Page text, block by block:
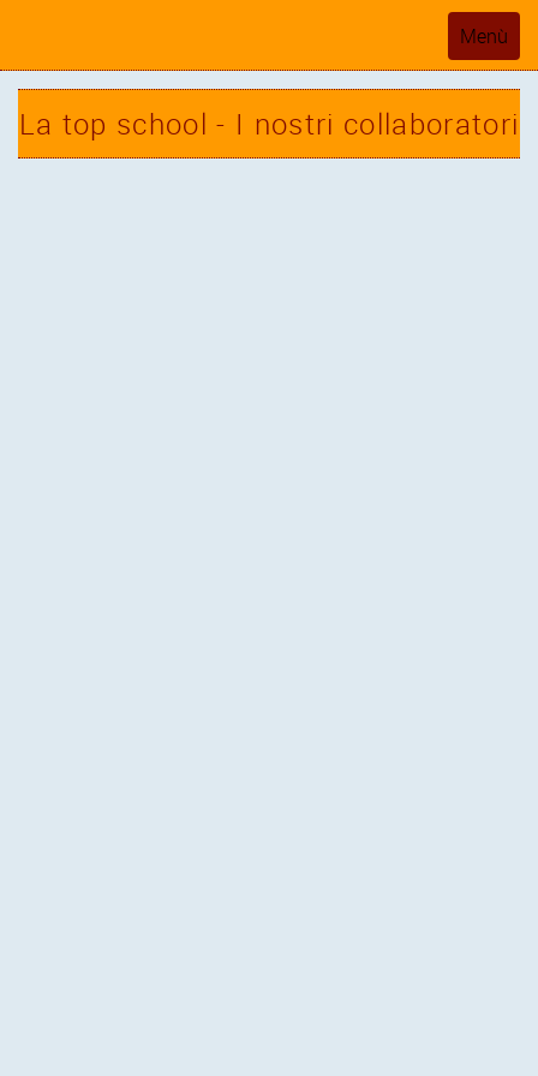
Toggle
Menù
La top school - I nostri collaboratori